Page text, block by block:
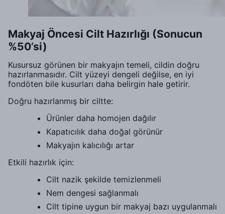
Makyaj Öncesi Cilt Hazırlığı (Sonucun
%50’si)
Kusursuz görünen bir makyajın temeli, cildin doğru
hazırlanmasıdır. Cilt yüzeyi dengeli değilse, en iyi
fondöten bile kusurları daha belirgin hale getirir.
Doğru hazırlanmış bir ciltte:
Ürünler daha homojen dağılır
Kapatıcılık daha doğal görünür
Makyajın kalıcılığı artar
Etkili hazırlık için:
Cilt nazik şekilde temizlenmeli
Nem dengesi sağlanmalı
Cilt tipine uygun bir makyaj bazı uygulanmalı